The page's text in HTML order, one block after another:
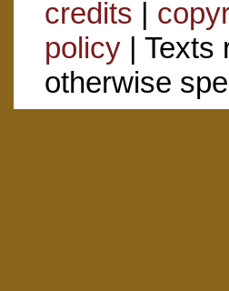
credits |
policy| Texts
otherwise